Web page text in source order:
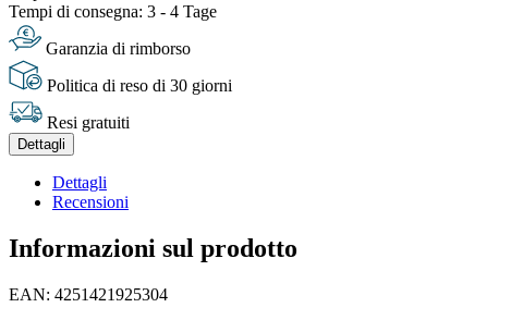
Tempi di consegna: 3 - 4 Tage
Garanzia di rimborso
Politica di reso di 30 giorni
Resi gratuiti
Dettagli
Dettagli
Recensioni
Informazioni sul prodotto
EAN: 4251421925304